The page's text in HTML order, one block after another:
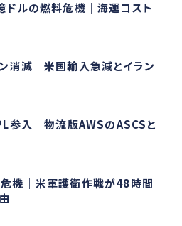
ドルの燃料危機｜海運コスト
消滅｜米国輸入急減とイラン
参入｜物流版AWSのASCSと
機｜米軍護衛作戦が48時間